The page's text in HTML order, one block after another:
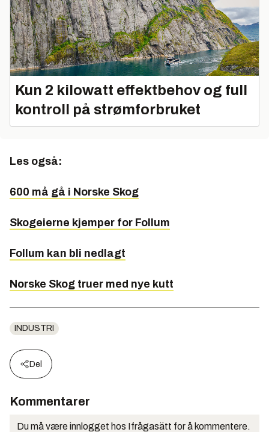
Kun 2 kilowatt effektbehov og full
kontroll på strømforbruket
Les også:
600 må gå i Norske Skog
Skogeierne kjemper for Follum
Follum kan bli nedlagt
Norske Skog truer med nye kutt
INDUSTRI
Del
Kommentarer
Du må være innlogget hos Ifrågasätt for å kommentere.